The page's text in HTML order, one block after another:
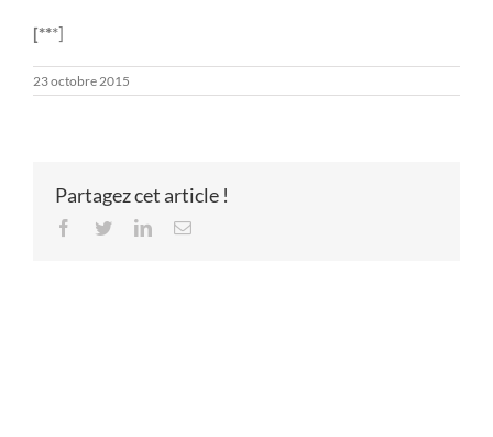
[***]
23 octobre 2015
Partagez cet article !
Facebook
TwitterLinkedInEmail